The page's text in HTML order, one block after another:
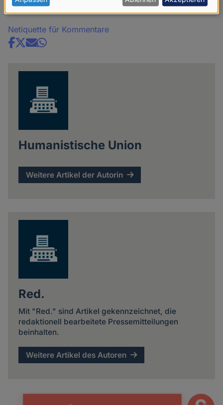
Kommentare
Netiquette für Kommentare
Share
Humanistische Union
Weitere Artikel der Autorin
Red.
Mit "Red." sind Artikel gekennzeichnet, die
redaktionell bearbeitete Pressemitteilungen
beinhalten.
Weitere Artikel des Autoren
Daten
und
Cookies